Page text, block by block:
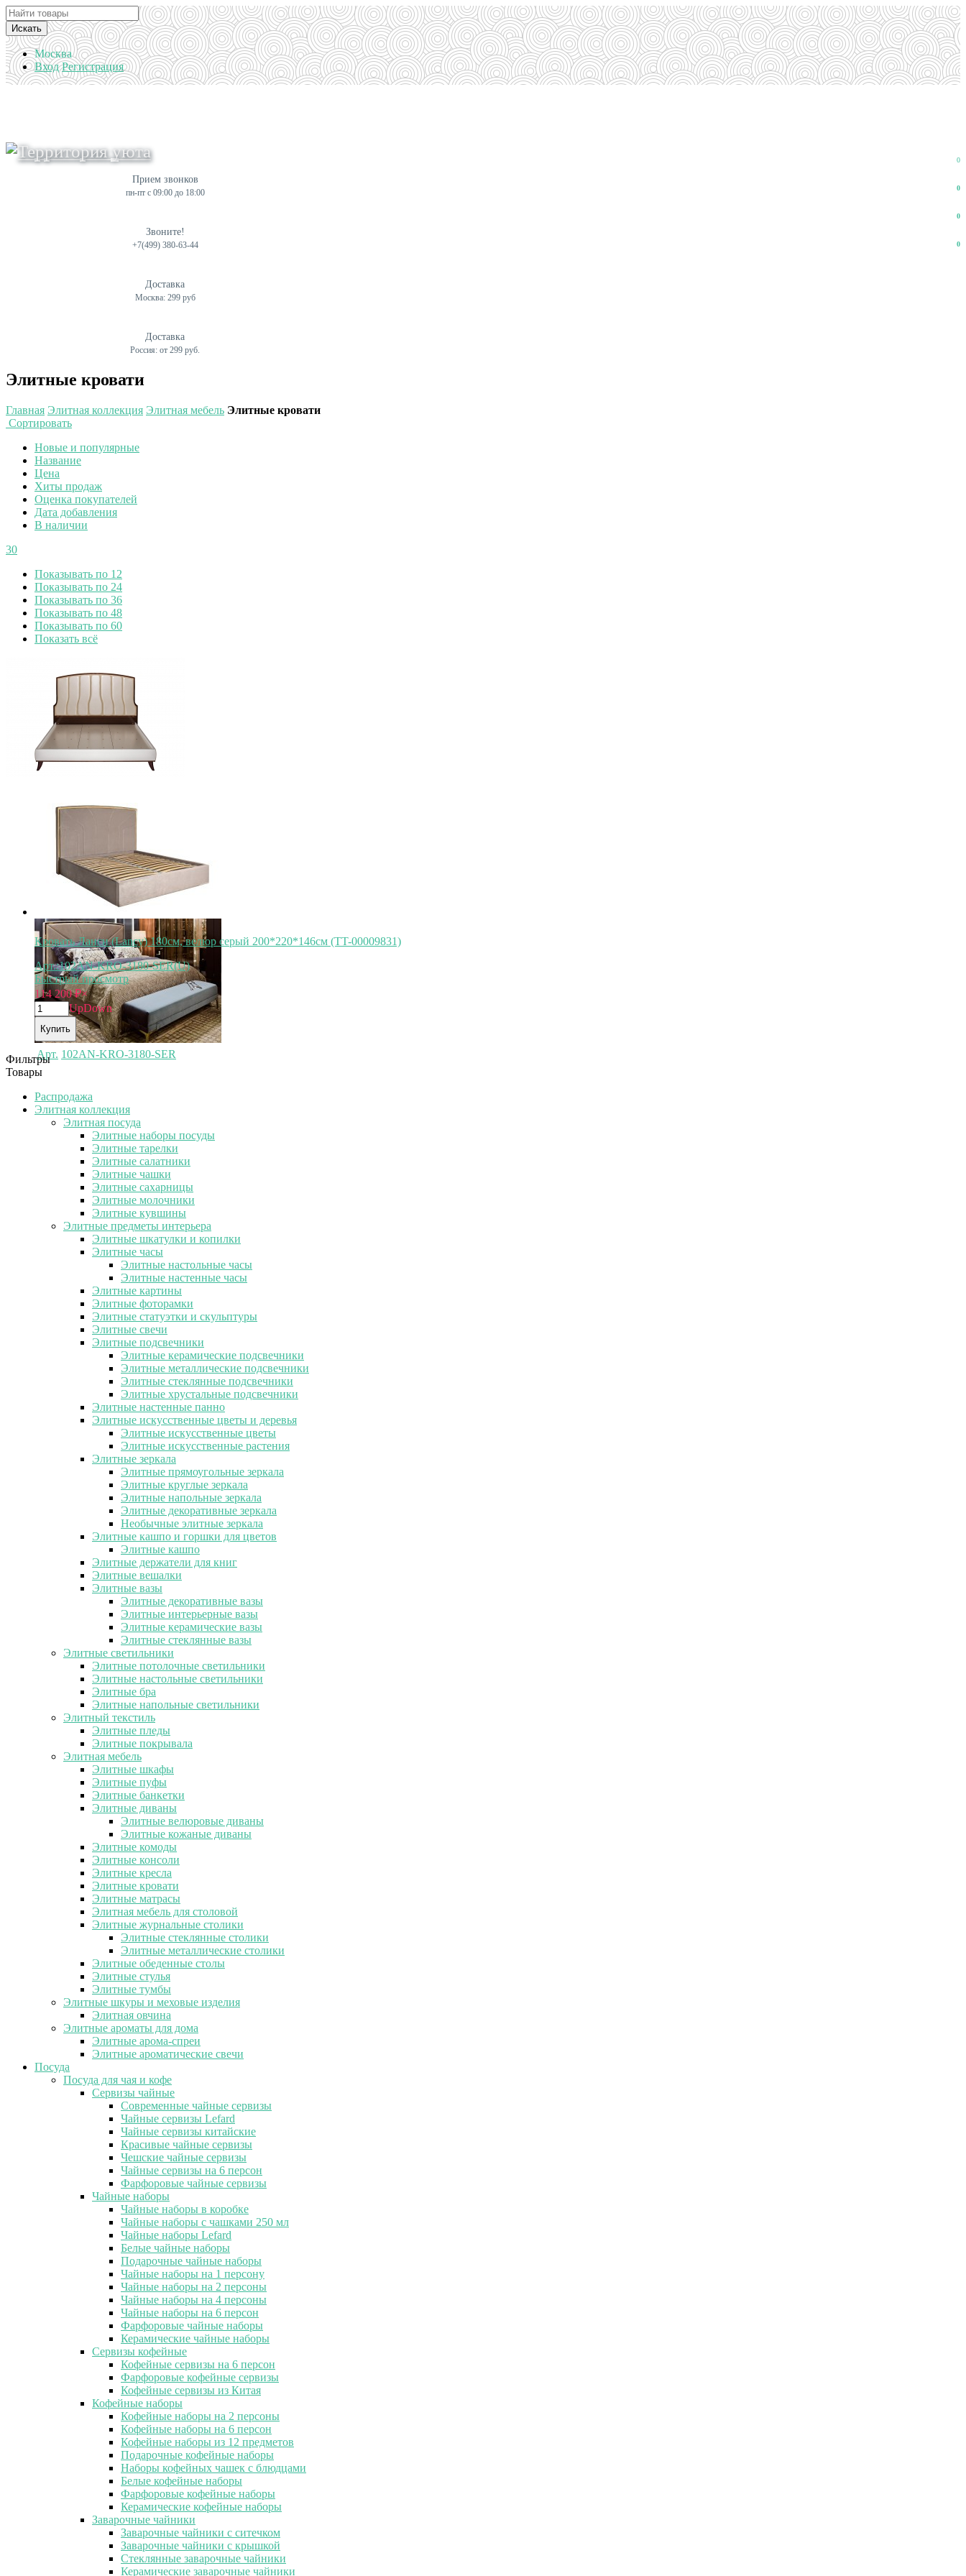
Искать
Москва
Вход Регистрация
0
0
0
0
Прием звонков
пн-пт с 09:00 до 18:00
Звоните!
+7(499) 380-63-44
Доставка
Москва: 299 руб
Доставка
Россия: от 299 руб.
Элитные кровати
Главная Элитная коллекция Элитная мебель Элитные кровати
Сортировать
Новые и популярные
Название
Цена
Хиты продаж
Оценка покупателей
Дата добавления
В наличии
30
Показывать по 12
Показывать по 24
Показывать по 36
Показывать по 48
Показывать по 60
Показать всё
Арт. 102AN-KRO-3180-SER
Кровать Ланси (Lancy) 180см, велюр серый 200*220*146см (TT-00009831)
Арт.:102AN-KRO-3180-SER(U)
Быстрый просмотр
114 200₽×
UpDown
Купить
Фильтры
Товары
Распродажа
Элитная коллекция
Элитная посуда
Элитные наборы посуды
Элитные тарелки
Элитные салатники
Элитные чашки
Элитные сахарницы
Элитные молочники
Элитные кувшины
Элитные предметы интерьера
Элитные шкатулки и копилки
Элитные часы
Элитные настольные часы
Элитные настенные часы
Элитные картины
Элитные фоторамки
Элитные статуэтки и скульптуры
Элитные свечи
Элитные подсвечники
Элитные керамические подсвечники
Элитные металлические подсвечники
Элитные стеклянные подсвечники
Элитные хрустальные подсвечники
Элитные настенные панно
Элитные искусственные цветы и деревья
Элитные искусственные цветы
Элитные искусственные растения
Элитные зеркала
Элитные прямоугольные зеркала
Элитные круглые зеркала
Элитные напольные зеркала
Элитные декоративные зеркала
Необычные элитные зеркала
Элитные кашпо и горшки для цветов
Элитные кашпо
Элитные держатели для книг
Элитные вешалки
Элитные вазы
Элитные декоративные вазы
Элитные интерьерные вазы
Элитные керамические вазы
Элитные стеклянные вазы
Элитные светильники
Элитные потолочные светильники
Элитные настольные светильники
Элитные бра
Элитные напольные светильники
Элитный текстиль
Элитные пледы
Элитные покрывала
Элитная мебель
Элитные шкафы
Элитные пуфы
Элитные банкетки
Элитные диваны
Элитные велюровые диваны
Элитные кожаные диваны
Элитные комоды
Элитные консоли
Элитные кресла
Элитные кровати
Элитные матрасы
Элитная мебель для столовой
Элитные журнальные столики
Элитные стеклянные столики
Элитные металлические столики
Элитные обеденные столы
Элитные стулья
Элитные тумбы
Элитные шкуры и меховые изделия
Элитная овчина
Элитные ароматы для дома
Элитные арома-спреи
Элитные ароматические свечи
Посуда
Посуда для чая и кофе
Сервизы чайные
Современные чайные сервизы
Чайные сервизы Lefard
Чайные сервизы китайские
Красивые чайные сервизы
Чешские чайные сервизы
Чайные сервизы на 6 персон
Фарфоровые чайные сервизы
Чайные наборы
Чайные наборы в коробке
Чайные наборы с чашками 250 мл
Чайные наборы Lefard
Белые чайные наборы
Подарочные чайные наборы
Чайные наборы на 1 персону
Чайные наборы на 2 персоны
Чайные наборы на 4 персоны
Чайные наборы на 6 персон
Фарфоровые чайные наборы
Керамические чайные наборы
Сервизы кофейные
Кофейные сервизы на 6 персон
Фарфоровые кофейные сервизы
Кофейные сервизы из Китая
Кофейные наборы
Кофейные наборы на 2 персоны
Кофейные наборы на 6 персон
Кофейные наборы из 12 предметов
Подарочные кофейные наборы
Наборы кофейных чашек с блюдцами
Белые кофейные наборы
Фарфоровые кофейные наборы
Керамические кофейные наборы
Заварочные чайники
Заварочные чайники с ситечком
Заварочные чайники с крышкой
Стеклянные заварочные чайники
Керамические заварочные чайники